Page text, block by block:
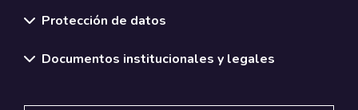
Protección de datos
Documentos institucionales y legales